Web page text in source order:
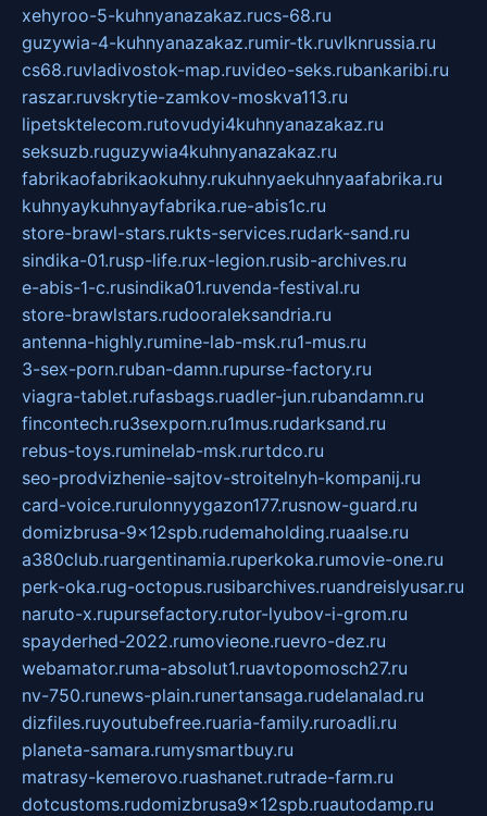
xehyroo-5-kuhnyanazakaz.rucs-68.ru
guzywia-4-kuhnyanazakaz.rumir-tk.ruvlknrussia.ru
cs68.ruvladivostok-map.ruvideo-seks.rubankaribi.ru
raszar.ruvskrytie-zamkov-moskva113.ru
lipetsktelecom.rutovudyi4kuhnyanazakaz.ru
seksuzb.ruguzywia4kuhnyanazakaz.ru
fabrikaofabrikaokuhny.rukuhnyaekuhnyaafabrika.ru
kuhnyaykuhnyayfabrika.rue-abis1c.ru
store-brawl-stars.rukts-services.rudark-sand.ru
sindika-01.rusp-life.rux-legion.rusib-archives.ru
e-abis-1-c.rusindika01.ruvenda-festival.ru
store-brawlstars.rudooraleksandria.ru
antenna-highly.rumine-lab-msk.ru1-mus.ru
3-sex-porn.ruban-damn.rupurse-factory.ru
viagra-tablet.rufasbags.ruadler-jun.rubandamn.ru
fincontech.ru3sexporn.ru1mus.rudarksand.ru
rebus-toys.ruminelab-msk.rurtdco.ru
seo-prodvizhenie-sajtov-stroitelnyh-kompanij.ru
card-voice.rurulonnyygazon177.rusnow-guard.ru
domizbrusa-9x12spb.rudemaholding.ruaalse.ru
a380club.ruargentinamia.ruperkoka.rumovie-one.ru
perk-oka.rug-octopus.rusibarchives.ruandreislyusar.ru
naruto-x.rupursefactory.rutor-lyubov-i-grom.ru
spayderhed-2022.rumovieone.ruevro-dez.ru
webamator.ruma-absolut1.ruavtopomosch27.ru
nv-750.runews-plain.runertansaga.rudelanalad.ru
dizfiles.ruyoutubefree.ruaria-family.ruroadli.ru
planeta-samara.rumysmartbuy.ru
matrasy-kemerovo.ruashanet.rutrade-farm.ru
dotcustoms.rudomizbrusa9x12spb.ruautodamp.ru